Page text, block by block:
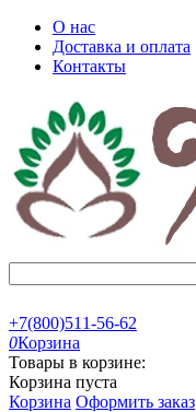
О нас
Доставка и оплата
Контакты
+7(800)511-56-62
0Корзина
Товары в корзине:
Корзина пуста
Корзина Оформить заказ